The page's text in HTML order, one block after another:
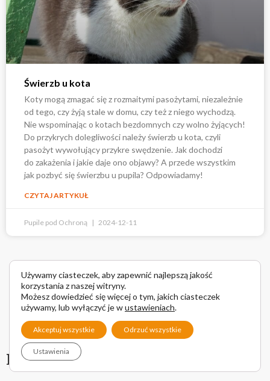
Świerzb u kota
Koty mogą zmagać się z rozmaitymi pasożytami, niezależnie
od tego, czy żyją stale w domu, czy też z niego wychodzą.
Nie wspominając o kotach bezdomnych czy wolno żyjących!
Do przykrych dolegliwości należy świerzb u kota, czyli
pasożyt wywołujący przykre swędzenie. Jak dochodzi
do zakażenia i jakie daje ono objawy? A przede wszystkim
jak pozbyć się świerzbu u pupila? Odpowiadamy!
CZYTAJ ARTYKUŁ
Pupile pod Ochroną 2024-12-11
Dodaj komentarz
Używamy ciasteczek, aby zapewnić najlepszą jakość
korzystania z naszej witryny.
Możesz dowiedzieć się więcej o tym, jakich ciasteczek
używamy, lub wyłączyć je wustawieniach.
Akceptuj wszystkie Odrzuć wszystkie
Ustawienia